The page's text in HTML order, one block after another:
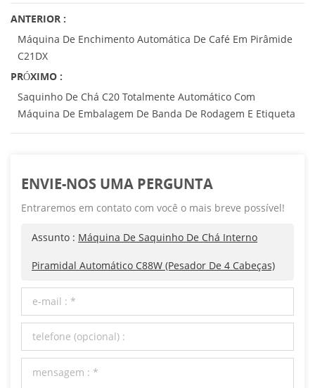
ANTERIOR :
Máquina De Enchimento Automática De Café Em Pirâmide
C21DX
PRÓXIMO :
Saquinho De Chá C20 Totalmente Automático Com
Máquina De Embalagem De Banda De Rodagem E Etiqueta
ENVIE-NOS UMA PERGUNTA
Entraremos em contato com você o mais breve possível!
Assunto : Máquina De Saquinho De Chá Interno
Piramidal Automático C88W (pesador De 4 Cabeças)